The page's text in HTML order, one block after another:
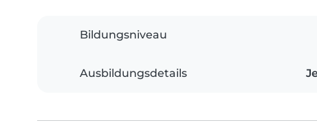
Bildungsniveau
Ausbildungsdetails